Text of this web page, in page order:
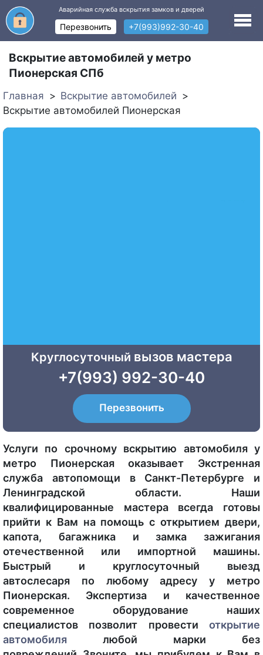
Аварийная служба вскрытия замков и дверей
Перезвонить +7(993)992-30-40
Вскрытие автомобилей у метро
Пионерская СПб
Главная
Вскрытие автомобилей
Вскрытие автомобилей Пионерская
Круглосуточный вызов мастера
+7(993) 992-30-40
Перезвонить
Услуги по срочному вскрытию автомобиля у
метро Пионерская оказывает Экстренная
служба автопомощи в Санкт-Петербурге и
Ленинградской области. Наши
квалифицированные мастера всегда готовы
прийти к Вам на помощь с открытием двери,
капота, багажника и замка зажигания
отечественной или импортной машины.
Быстрый и круглосуточный выезд
автослесаря по любому адресу у метро
Пионерская. Экспертиза и качественное
современное оборудование наших
специалистов позволит провести открытие
автомобиля любой марки без